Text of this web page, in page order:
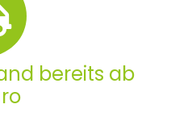
bereits ab